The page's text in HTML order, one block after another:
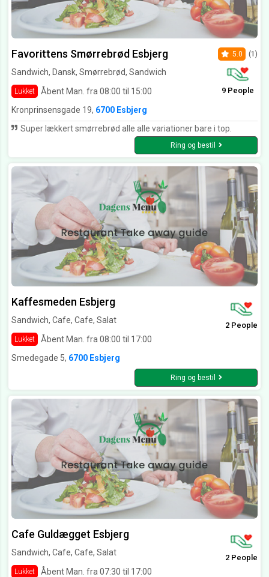
Favorittens Smørrebrød Esbjerg
Sandwich, Dansk, Smørrebrød, Sandwich
Lukket Åbent Man. fra 08:00 til 15:00
5.0 (1)
9 People
Kronprinsensgade 19, 6700 Esbjerg
Super lækkert smørrebrød alle alle variationer bare i top.
Ring og bestil
Kaffesmeden Esbjerg
Sandwich, Cafe, Cafe, Salat
Lukket Åbent Man. fra 08:00 til 17:00
2 People
Smedegade 5, 6700 Esbjerg
Ring og bestil
Cafe Guldægget Esbjerg
Sandwich, Cafe, Cafe, Salat
Lukket Åbent Man. fra 07:30 til 17:00
2 People